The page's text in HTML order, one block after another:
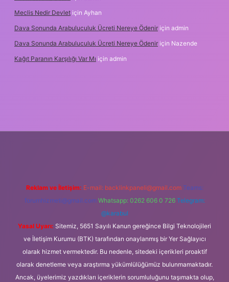
Meclis Nedir Devlet için Ayhan
Dava Sonunda Arabuluculuk Ücreti Nereye Ödenir için admin
Dava Sonunda Arabuluculuk Ücreti Nereye Ödenir için Nazende
Kağıt Paranın Karşılığı Var Mı için admin
Reklam ve İletişim: E-mail: backlinkpaneli@gmail.com Teams:
forumhizmeti@gmail.com Whatsapp: 0262 606 0 726 Telegram:
@karabul
Yasal Uyarı: Sitemiz, 5651 Sayılı Kanun gereğince Bilgi Teknolojileri
ve İletişim Kurumu (BTK) tarafından onaylanmış bir Yer Sağlayıcı
olarak hizmet vermektedir. Bu nedenle, sitedeki içerikleri proaktif
olarak denetleme veya araştırma yükümlülüğümüz bulunmamaktadır.
Ancak, üyelerimiz yazdıkları içeriklerin sorumluluğunu taşımakta olup,